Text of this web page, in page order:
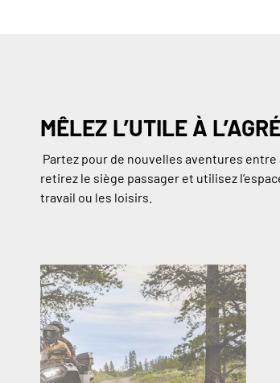
MÊLEZ L’UTILE À
Partez pour de nouvelles aventures entre
retirez le siège passager et utilisez
travail ou les loisirs.